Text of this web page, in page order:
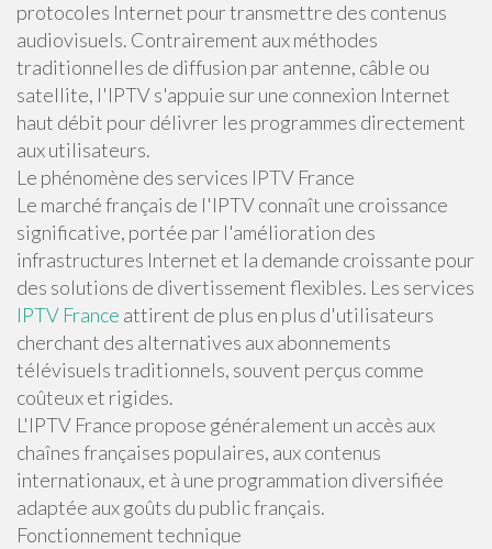
protocoles Internet pour transmettre des contenus
audiovisuels. Contrairement aux méthodes
traditionnelles de diffusion par antenne, câble ou
satellite, l'IPTV s'appuie sur une connexion Internet
haut débit pour délivrer les programmes directement
aux utilisateurs.
Le phénomène des services IPTV France
Le marché français de l'IPTV connaît une croissance
significative, portée par l'amélioration des
infrastructures Internet et la demande croissante pour
des solutions de divertissement flexibles. Les services
IPTV France attirent de plus en plus d'utilisateurs
cherchant des alternatives aux abonnements
télévisuels traditionnels, souvent perçus comme
coûteux et rigides.
L'IPTV France propose généralement un accès aux
chaînes françaises populaires, aux contenus
internationaux, et à une programmation diversifiée
adaptée aux goûts du public français.
Fonctionnement technique